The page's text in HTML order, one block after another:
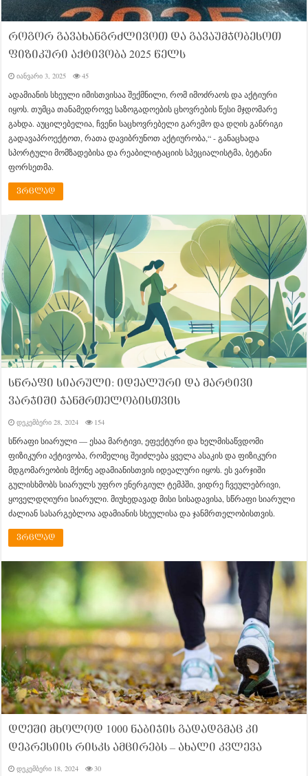
როგორ გავახანგრძლივოთ და გავაუმჯობესოთ
ფიზიკური აქტივობა 2025 წელს
იანვარი 3, 2025 45
ადამიანის სხეული იმისთვისაა შექმნილი, რომ იმოძრაოს და აქტიური
იყოს. თუმცა თანამედროვე საზოგადოების ცხოვრების წესი მჯდომარე
გახდა. აუცილებელია, ჩვენი საცხოვრებელი გარემო და დღის განრიგი
გადავაპროექტოთ, რათა დავიბრუნოთ აქტიურობა,“ - განაცხადა
სპორტული მომზადებისა და რეაბილიტაციის სპეციალისტმა, ბეტანი
ფორსეთმა.
ვრცლად
სწრაფი სიარული: იდეალური და მარტივი
ვარჯიში ჯანმრთელობისთვის
დეკემბერი 28, 2024 154
სწრაფი სიარული — ესაა მარტივი, ეფექტური და ხელმისაწვდომი
ფიზიკური აქტივობა, რომელიც შეიძლება ყველა ასაკის და ფიზიკური
მდგომარეობის მქონე ადამიანისთვის იდეალური იყოს. ეს ვარჯიში
გულისხმობს სიარულს უფრო ენერგიულ ტემპში, ვიდრე ჩვეულებრივი,
ყოველდღიური სიარული. მიუხედავად მისი სისადავისა, სწრაფი სიარული
ძალიან სასარგებლოა ადამიანის სხეულისა და ჯანმრთელობისთვის.
ვრცლად
დღეში მხოლოდ 1000 ნაბიჯის გადადგმაც კი
დეპრესიის რისკს ამცირებს – ახალი კვლევა
დეკემბერი 18, 2024 30